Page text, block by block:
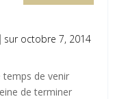
sur octobre 7, 2014
temps de venir
de terminer